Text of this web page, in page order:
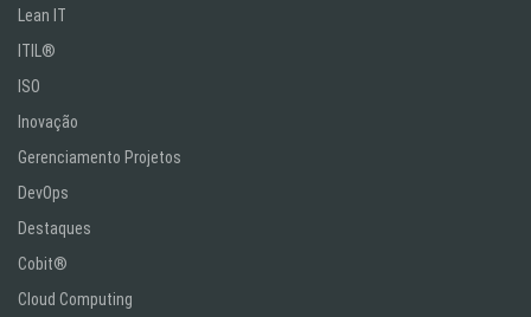
Lean IT
ITIL®
ISO
Inovação
Gerenciamento Projetos
DevOps
Destaques
Cobit®
Cloud Computing